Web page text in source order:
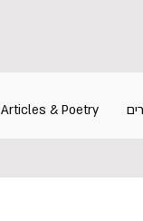
Articles & Poetry